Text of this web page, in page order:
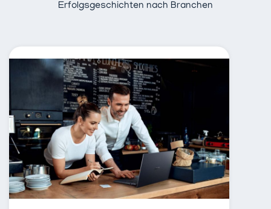
Erfolgsgeschichten nach Branchen